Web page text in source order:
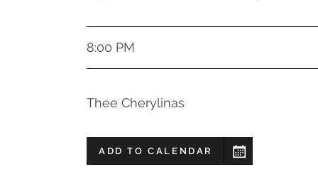
8:00 PM
Thee Cherylinas
ADD TO CALENDAR